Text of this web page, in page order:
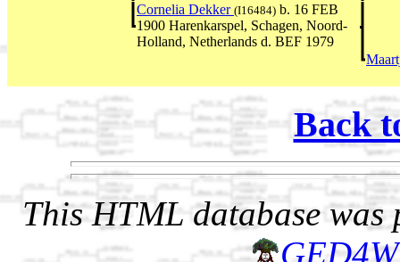
Cornelia Dekker (I16484) b. 16 FEB
1900 Harenkarspel, Schagen, Noord-
Holland, Netherlands d. BEF 1979
Back
This HTML database was